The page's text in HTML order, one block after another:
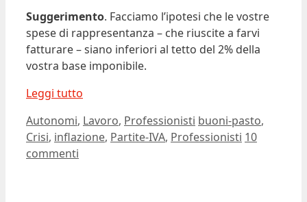
Suggerimento. Facciamo l’ipotesi che le vostre
spese di rappresentanza – che riuscite a farvi
fatturare – siano inferiori al tetto del 2% della
vostra base imponibile.
Leggi tutto
Categorie
Autonomi, Lavoro, Professionisti Tag
buoni-pasto,
Crisi, inflazione, Partite-IVA, Professionisti 10
commenti